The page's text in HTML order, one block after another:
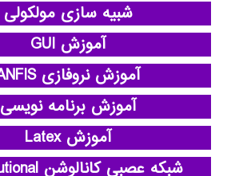
شبیه سازی مولکولی
آموزش GUI
آموزش نروفازی ANFIS
آموزش برنامه نویسی
آموزش Latex
شبکه عصبی کانالوشن Convolutional